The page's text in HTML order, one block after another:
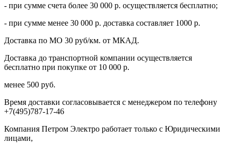
- при сумме счета более 30 000 р. осуществляется бесплатно;
- при сумме менее 30 000 р. доставка составляет 1000 р.
Доставка по МО 30 руб/км. от МКАД.
Доставка до транспортной компании осуществляется
бесплатно при покупке от 10 000 р.
менее 500 руб.
Время доставки согласовывается с менеджером по телефону
+7(495)787-17-46
Компания Петром Электро работает только с Юридическими
лицами,